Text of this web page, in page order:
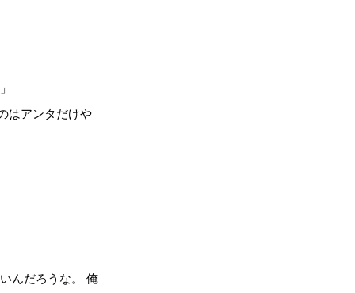
はアンタだけや
んだろうな。 俺